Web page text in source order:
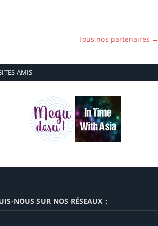
Tous nos partenaires →
AMIS
NOUS SUR NOS RÉSEAUX :